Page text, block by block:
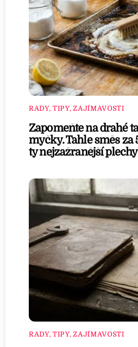
RADY, TIPY, ZAJÍMAVOSTI
Zapomeňte na drahé
myčky. Tahle směs za
ty nejzažranější plechy
RADY, TIPY, ZAJÍMAVOSTI